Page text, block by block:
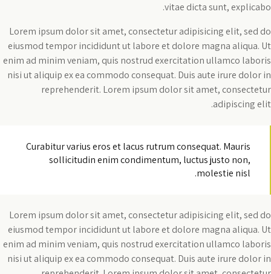
vitae dicta sunt, explicabo.
Lorem ipsum dolor sit amet, consectetur adipisicing elit, sed do
eiusmod tempor incididunt ut labore et dolore magna aliqua. Ut
enim ad minim veniam, quis nostrud exercitation ullamco laboris
nisi ut aliquip ex ea commodo consequat. Duis aute irure dolor in
reprehenderit. Lorem ipsum dolor sit amet, consectetur
adipiscing elit.
Curabitur varius eros et lacus rutrum consequat. Mauris
sollicitudin enim condimentum, luctus justo non,
molestie nisl.
Lorem ipsum dolor sit amet, consectetur adipisicing elit, sed do
eiusmod tempor incididunt ut labore et dolore magna aliqua. Ut
enim ad minim veniam, quis nostrud exercitation ullamco laboris
nisi ut aliquip ex ea commodo consequat. Duis aute irure dolor in